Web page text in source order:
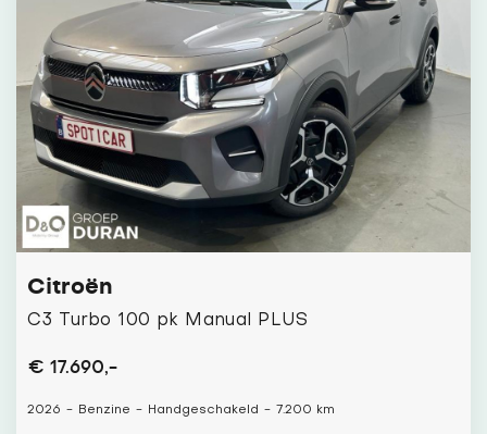
Citroën
C3 Turbo 100 pk Manual PLUS
€ 17.690,-
2026 - Benzine - Handgeschakeld - 7.200 km